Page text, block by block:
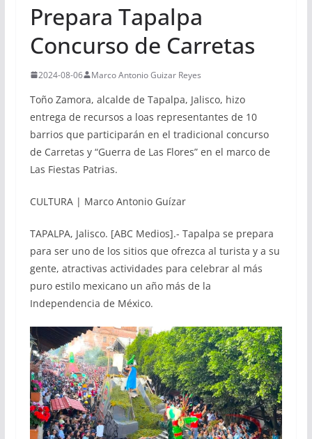
Prepara Tapalpa
Concurso de Carretas
2024-08-06 Marco Antonio Guizar Reyes
Toño Zamora, alcalde de Tapalpa, Jalisco, hizo
entrega de recursos a loas representantes de 10
barrios que participarán en el tradicional concurso
de Carretas y “Guerra de Las Flores” en el marco de
Las Fiestas Patrias.
CULTURA | Marco Antonio Guízar
TAPALPA, Jalisco. [ABC Medios].- Tapalpa se prepara
para ser uno de los sitios que ofrezca al turista y a su
gente, atractivas actividades para celebrar al más
puro estilo mexicano un año más de la
Independencia de México.